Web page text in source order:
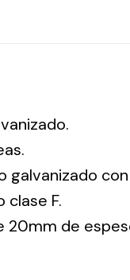
clase F.
20mm de